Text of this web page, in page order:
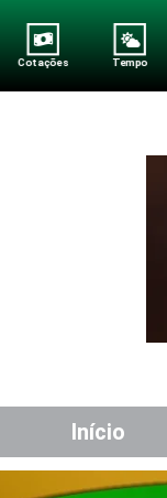
Cotações Tempo
Início